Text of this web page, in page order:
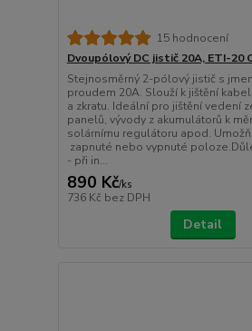
15 hodnocení
Dvoupólový DC jistič 20A, ETI-20
Stejnosměrný 2-pólový jistič s
proudem 20A. Slouží k jištění
a zkratu. Ideální pro jištění vedení
panelů, vývody z akumulátorů k
solárnímu regulátoru apod.
zapnuté nebo vypnuté
- při in...
890 Kč/ks
736 Kč bez DPH
Detail